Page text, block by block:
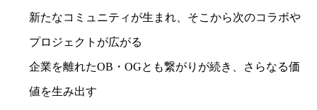
新たなコミュニティが生まれ、そこから次のコラボや
プロジェクトが広がる
企業を離れたOB・OGとも繋がりが続き、さらなる価
値を生み出す